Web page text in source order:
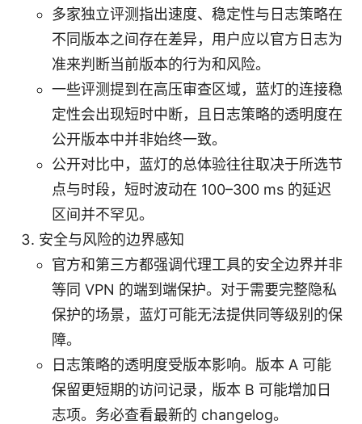
多家独立评测指出速度、稳定性与日志策略在
不同版本之间存在差异，用户应以官方日志为
准来判断当前版本的行为和风险。
一些评测提到在高压审查区域，蓝灯的连接稳
定性会出现短时中断，且日志策略的透明度在
公开版本中并非始终一致。
公开对比中，蓝灯的总体验往往取决于所选节
点与时段，短时波动在 100–300 ms 的延迟
区间并不罕见。
安全与风险的边界感知
官方和第三方都强调代理工具的安全边界并非
等同 VPN 的端到端保护。对于需要完整隐私
保护的场景，蓝灯可能无法提供同等级别的保
障。
日志策略的透明度受版本影响。版本 A 可能
保留更短期的访问记录，版本 B 可能增加日
志项。务必查看最新的 changelog。